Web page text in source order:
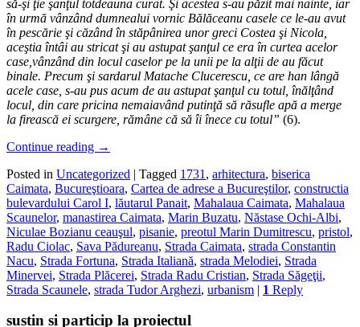
să-şi ţie şanţul totdeauna curat. Şi acestea s-au păzit mai nainte, iar
în urmă vânzând dumnealui vornic Bălăceanu casele ce le-au avut
în pescărie şi căzând în stăpânirea unor greci Costea şi Nicola,
aceştia întâi au stricat şi au astupat şanţul ce era în curtea acelor
case,vânzând din locul caselor pe la unii pe la alţii de au făcut
binale. Precum şi sardarul Matache Clucerescu, ce are han lângă
acele case, s-au pus acum de au astupat şanţul cu totul, înălţând
locul, din care pricina nemaiavând putinţă să răsufle apă a merge
la firească ei scurgere, rămâne că să îi înece cu totul” (6).
Continue reading →
Posted in Uncategorized | Tagged 1731 , arhitectura, biserica
Caimata, Bucureştioara, Cartea de adrese a Bucureştilor, constructia
bulevardului Carol I, lăutarul Panait, Mahalaua Caimata, Mahalaua
Scaunelor, manastirea Caimata, Marin Buzatu, Năstase Ochi-Albi,
Niculae Bozianu ceauşul, pisanie, preotul Marin Dumitrescu, pristol,
Radu Ciolac, Sava Pădureanu, Strada Caimata, strada Constantin
Nacu, Strada Fortuna, Strada Italiană, strada Melodiei, Strada
Minervei, Strada Plăcerei, Strada Radu Cristian, Strada Săgeţii,
Strada Scaunele, strada Tudor Arghezi, urbanism | 1 Reply
sustin si particip la proiectul